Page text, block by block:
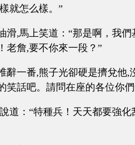
就怎么樣。”
滑,馬上笑道：“那是啊，我
老詹,要不你來一段？”
辭一番,熊子光卻硬是擠兌他,
笑話吧。請問在座的各位你
道：“特種兵！天天都要強